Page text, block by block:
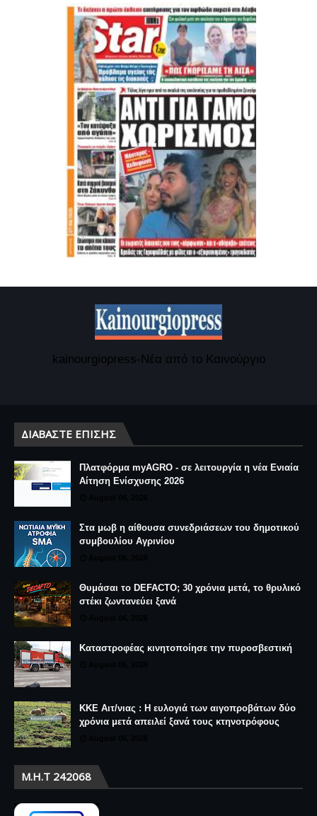
kainourgiopress-Νέα από το Καινούργιο
ΔΙΑΒΆΣΤΕ ΕΠΊΣΗΣ
Πλατφόρμα myAGRO - σε λειτουργία η νέα Ενιαία
Αίτηση Ενίσχυσης 2026
Στα μωβ η αίθουσα συνεδριάσεων του δημοτικού
συμβουλίου Αγρινίου
Θυμάσαι το DEFACTO; 30 χρόνια μετά, το θρυλικό
στέκι ζωντανεύει ξανά
Καταστροφέας κινητοποίησε την πυροσβεστική
ΚΚΕ Αιτ/νιας : Η ευλογιά των αιγοπροβάτων δύο
χρόνια μετά απειλεί ξανά τους κτηνοτρόφους
Μ.Η.Τ 242068